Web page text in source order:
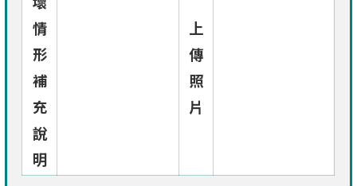
情
形
補
充
說
明
上
傳
照
片